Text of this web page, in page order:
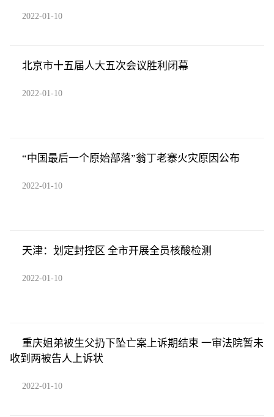
2022-01-10
北京市十五届人大五次会议胜利闭幕
2022-01-10
“中国最后一个原始部落”翁丁老寨火灾原因公布
2022-01-10
天津：划定封控区 全市开展全员核酸检测
2022-01-10
重庆姐弟被生父扔下坠亡案上诉期结束 一审法院暂未
收到两被告人上诉状
2022-01-10